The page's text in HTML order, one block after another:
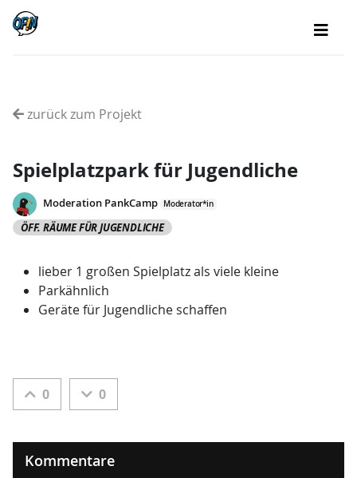
zurück zum Projekt
Spielplatzpark für Jugendliche
Moderation PankCamp Moderator*in
ÖFF. RÄUME FÜR JUGENDLICHE
lieber 1 großen Spielplatz als viele kleine
Parkähnlich
Geräte für Jugendliche schaffen
0 0
Kommentare